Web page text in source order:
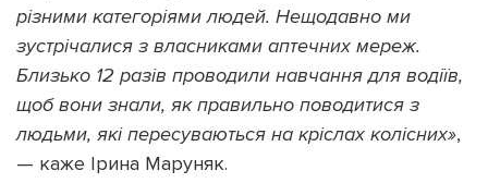
різними категоріями людей. Нещодавно ми
зустрічалися з власниками аптечних мереж.
Близько 12 разів проводили навчання для водіїв,
щоб вони знали, як правильно поводитися з
людьми, які пересуваються на кріслах колісних»,
— каже Ірина Маруняк.